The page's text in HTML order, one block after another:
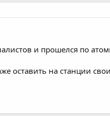
и прошелся по
оставить на станции